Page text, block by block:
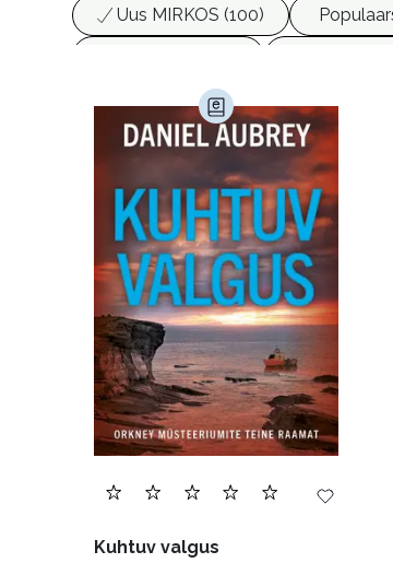
Uus MIRKOS (100)
Kunst ja looming (86)
Laste-
Maamajandus (24)
Majandus
Siseturvalisus (34)
Sport (52)
Ulme ja fantaasia (244)
Kuhtuv valgus